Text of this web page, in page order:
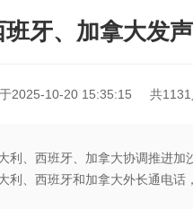
牙、加拿大发声
2025-10-20 15:35:15 共
利、西班牙、加拿大协调推进加
利、西班牙和加拿大外长通电话